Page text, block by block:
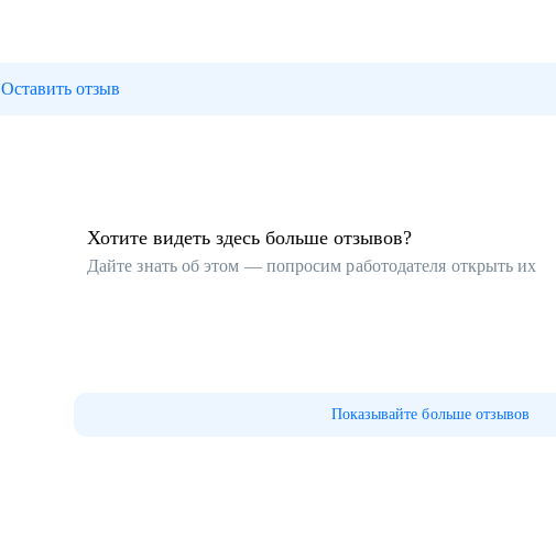
Оставить отзыв
Хотите видеть здесь больше отзывов?
Дайте знать об этом — попросим работодателя открыть их
Показывайте больше отзывов